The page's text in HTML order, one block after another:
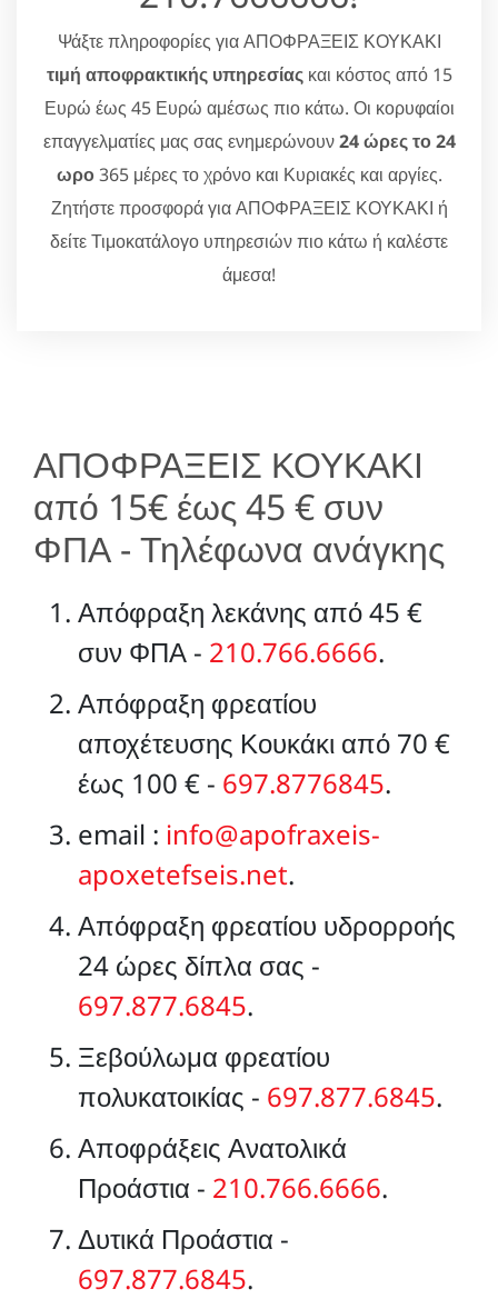
Ψάξτε πληροφορίες για ΑΠΟΦΡΑΞΕΙΣ ΚΟΥΚΑΚΙ
τιμή αποφρακτικής υπηρεσίαςκαι κόστος από 15
Ευρώ έως 45 Ευρώ αμέσως πιο κάτω. Οι κορυφαίοι
επαγγελματίες μας σας ενημερώνουν24 ώρες το 24
ωρο365 μέρες το χρόνο και Κυριακές και αργίες.
Ζητήστε προσφορά για ΑΠΟΦΡΑΞΕΙΣ ΚΟΥΚΑΚΙ ή
δείτε Τιμοκατάλογο υπηρεσιών πιο κάτω ή καλέστε
άμεσα!
ΑΠΟΦΡΑΞΕΙΣ ΚΟΥΚΑΚΙ
από 15€ έως 45 € συν
ΦΠΑ - Τηλέφωνα ανάγκης
Απόφραξη λεκάνης από 45 €
συν ΦΠΑ - 210.766.6666.
Απόφραξη φρεατίου
αποχέτευσης Κουκάκι από 70 €
έως 100 € - 697.8776845.
email : info@apofraxeis-
apoxetefseis.net.
Απόφραξη φρεατίου υδρορροής
24 ώρες δίπλα σας -
697.877.6845.
Ξεβούλωμα φρεατίου
πολυκατοικίας - 697.877.6845.
Αποφράξεις Ανατολικά
Προάστια - 210.766.6666.
Δυτικά Προάστια -
697.877.6845.